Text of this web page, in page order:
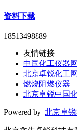
资料下载
18513498889
友情链接
中国化工仪器网
北京卓锐化工
燃烧阻燃仪器
北京卓锐中国
Powered by 北京卓